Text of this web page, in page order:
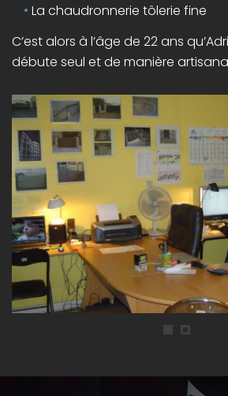
La chaudronnerie tôlerie fine
C’est alors à l’âge de 22 ans
débute seul et de manière